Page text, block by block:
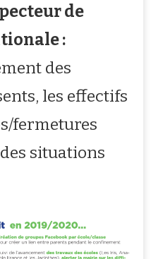
de
:
des
les effectifs
fermetures
situations